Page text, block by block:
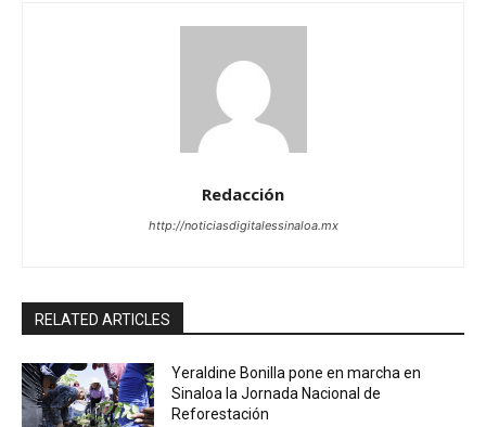
Redacción
http://noticiasdigitalessinaloa.mx
RELATED ARTICLES
Yeraldine Bonilla pone en marcha en
Sinaloa la Jornada Nacional de
Reforestación